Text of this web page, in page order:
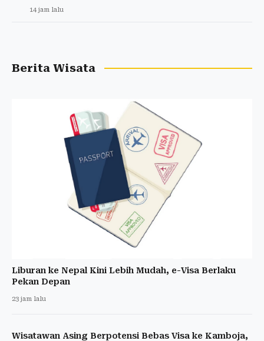
14 jam lalu
Berita Wisata
Liburan ke Nepal Kini Lebih Mudah, e-Visa Berlaku
Pekan Depan
23 jam lalu
Wisatawan Asing Berpotensi Bebas Visa ke Kamboja,